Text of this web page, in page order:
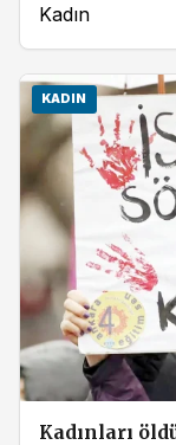
Kadın
KADIN
Kadınları